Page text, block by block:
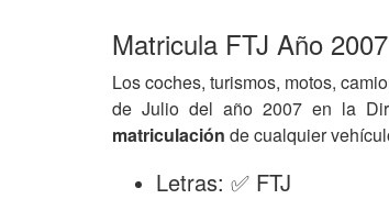
Matricula FTJ Año 2007
Los coches, turismos, motos,
de Julio del año 2007 en la
matriculación de cualquier
Letras: ✅ FTJ